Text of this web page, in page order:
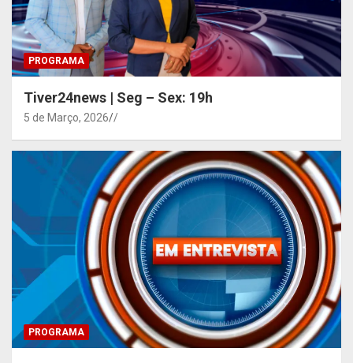
PROGRAMA
Tiver24news | Seg – Sex: 19h
5 de Março, 2026 /
PROGRAMA